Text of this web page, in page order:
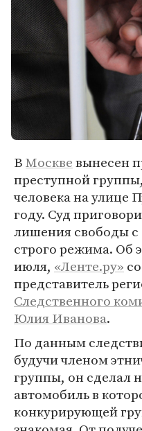
ВМосквевынесен
преступной
человека на улице
году. Суд
лишения свободы
строго режима. Об
июля, «Ленте.ру»
представитель
Следственного
Юлия Иванова.
По данным
будучи членом
группы, он сделал
автомобиль в
конкурирующей